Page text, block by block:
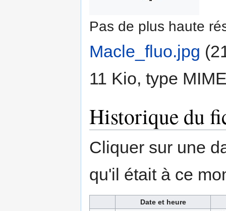
Pas de plus haute
Macle_fluo.jpg
11 Kio, type
Historique du
Cliquer sur une
qu'il était à ce
Date et heure